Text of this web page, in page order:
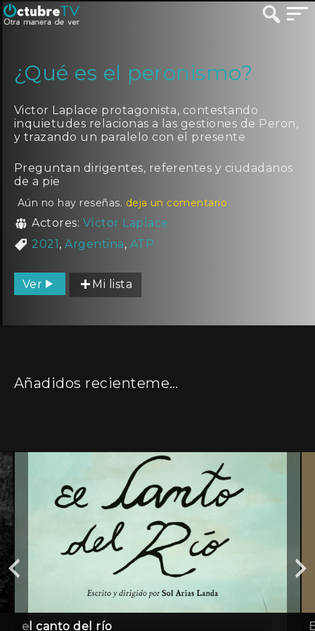
¿Qué es el peronismo?
Victor Laplace protagonista, contestando
inquietudes relacionas a las gestiones de Peron,
y trazando un paralelo con el presente
Preguntan dirigentes, referentes y ciudadanos
de a pie
Aún no hay reseñas. deja un comentario
Actores: Víctor Laplace
2021,Argentina, ATP
Ver Mi lista
Añadidos recientemente
el canto del río